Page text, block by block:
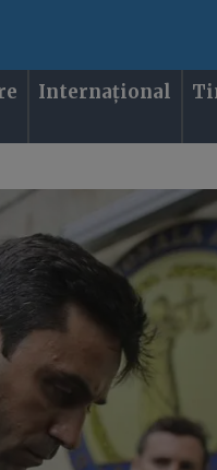
Internațional